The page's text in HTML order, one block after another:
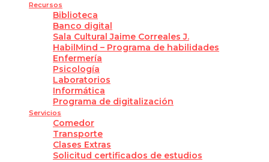
Recursos
Biblioteca
Banco digital
Sala Cultural Jaime Correales J.
HabilMind – Programa de habilidades
Enfermería
Psicología
Laboratorios
Informática
Programa de digitalización
Servicios
Comedor
Transporte
Clases Extras
Solicitud certificados de estudios